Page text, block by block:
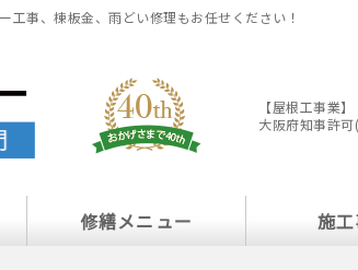
工事、棟板金、雨どい修理もお任せください！
【屋根工事業
大阪府知事許
修繕メニュー 施